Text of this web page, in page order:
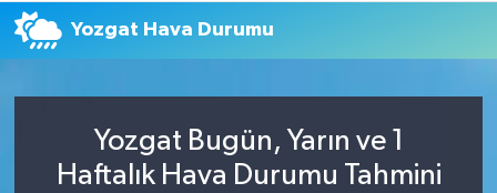
Yozgat Hava Durumu
Yozgat Bugün, Yarın ve 1
Haftalık Hava Durumu Tahmini